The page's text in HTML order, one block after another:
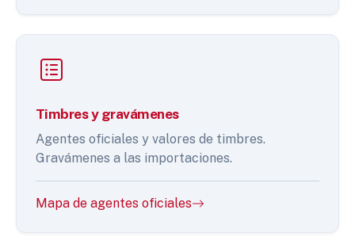
Timbres y gravámenes
Agentes oficiales y valores de timbres.
Gravámenes a las importaciones.
Mapa de agentes oficiales